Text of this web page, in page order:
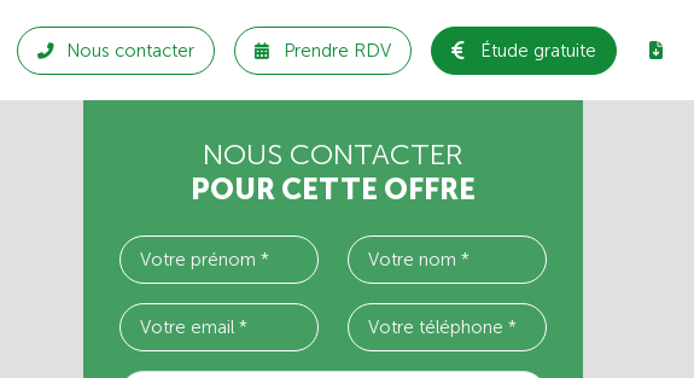
Nous contacter Prendre RDV Étude gratuite
NOUS CONTACTER
POUR CETTE OFFRE